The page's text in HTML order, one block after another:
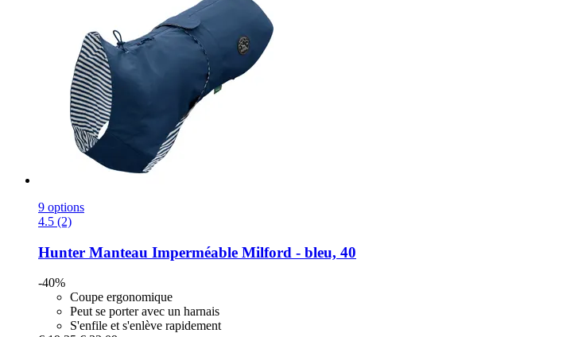
9 options
4.5 (2)
Hunter Manteau Imperméable Milford -​ bleu, 40
-40%
Coupe ergonomique
Peut se porter avec un harnais
S'enfile et s'enlève rapidement